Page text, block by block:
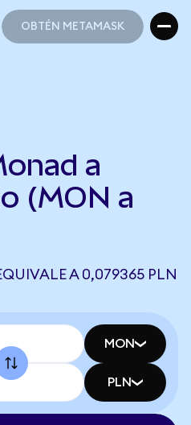
OBTÉN METAMASK
a
(MON a
A 0,079365 PLN
MON
PLN